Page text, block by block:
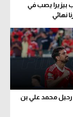
يصب في
نهائي
رحيل محمد علي بن